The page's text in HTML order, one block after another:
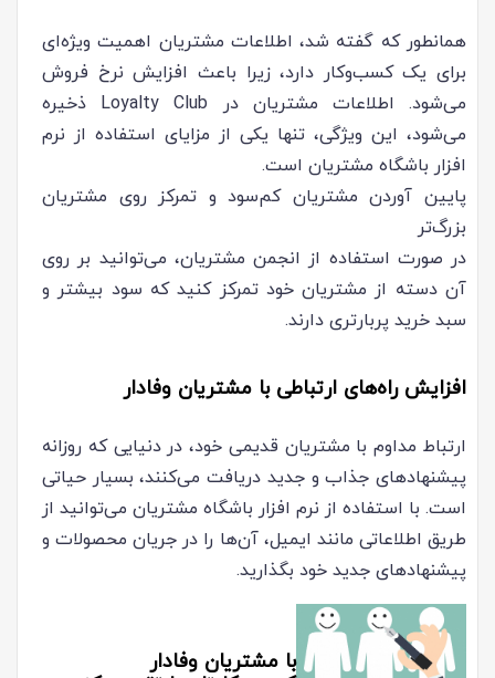
همانطور که گفته شد، اطلاعات مشتریان اهمیت ویژه‌ای
برای یک کسب‌وکار دارد، زیرا باعث افزایش نرخ فروش
می‌شود. اطلاعات مشتریان در Loyalty Club ذخیره
می‌شود، این ویژگی، تنها یکی از مزایای استفاده از نرم
افزار باشگاه مشتریان است.
پایین آوردن مشتریان کم‌سود و تمرکز روی مشتریان
بزرگ‌تر
در صورت استفاده از انجمن مشتریان، می‌توانید بر روی
آن دسته از مشتریان خود تمرکز کنید که سود بیشتر و
سبد خرید پربارتری دارند.
افزایش راه‌های ارتباطی با مشتریان وفادار
ارتباط مداوم با مشتریان قدیمی خود، در دنیایی که روزانه
پیشنهادهای جذاب و جدید دریافت می‌کنند، بسیار حیاتی
است. با استفاده از نرم افزار باشگاه مشتریان می‌توانید از
طریق اطلاعاتی مانند ایمیل، آن‌ها را در جریان محصولات و
پیشنهادهای جدید خود بگذارید.
با مشتریان وفادار